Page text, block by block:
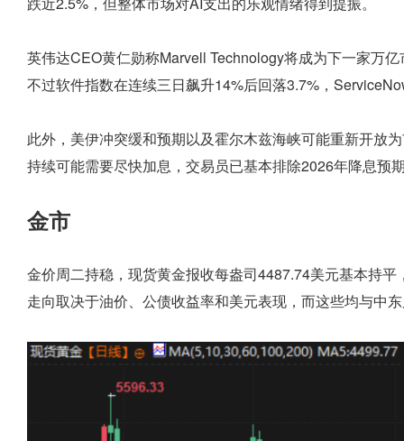
英伟达CEO黄仁勋称Marvell Technology将成为下一家万
不过软件指数在连续三日飙升14%后回落3.7%，
此外，美伊冲突缓和预期以及霍尔木兹海峡可能重新开放
持续可能需要尽快加息，交易员已基本排除2026年降息预
金市
金价周二持稳，现货黄金报收每盎司4487.74美元基本持
走向取决于油价、公债收益率和美元表现，而这些均与中